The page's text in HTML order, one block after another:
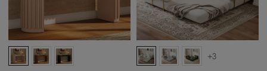
+3